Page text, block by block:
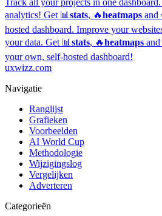
Track all your projects in one dashboard.
analytics! Get 📊 stats, 🔥heatmaps and
hosted dashboard. Improve your
your data. Get 📊 stats, 🔥heatmaps
your own, self-hosted dashboard!
uxwizz.com
Navigatie
Ranglijst
Grafieken
Voorbeelden
AI World Cup
Methodologie
Wijzigingslog
Vergelijken
Adverteren
Categorieën